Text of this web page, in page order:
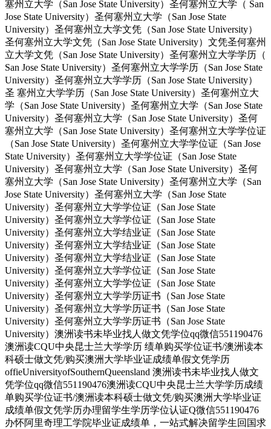
塞州立大学（San Jose State University）圣何塞州立大学（ San
Jose State University）圣何塞州立大学（San Jose State
University）圣何塞州立大学文凭（San Jose State University）
圣何塞州立大学文凭（San Jose State University）文凭圣何塞州
立大学文凭（San Jose State University）圣何塞州立大学学历（
San Jose State University）圣何塞州立大学学历（San Jose State
University）圣何塞州立大学学历（San Jose State University）
圣 塞州立大学学历（San Jose State University）圣何塞州立大
学（San Jose State University）圣何塞州立大学（San Jose State
University）圣何塞州立大学（San Jose State University）圣何
塞州立大学（San Jose State University）圣何塞州立大学学位证
（San Jose State University）圣何塞州立大学学位证（San Jose
State University）圣何塞州立大学学位证（San Jose State
University）圣何塞州立大学（San Jose State University）圣何
塞州立大学（San Jose State University）圣何塞州立大学（San
Jose State University）圣何塞州立大学（San Jose State
University）圣何塞州立大学学位证（San Jose State
University）圣何塞州立大学学位证（San Jose State
University）圣何塞州立大学结业证（San Jose State
University）圣何塞州立大学结业证（San Jose State
University）圣何塞州立大学结业证（San Jose State
University）圣何塞州立大学学位证（San Jose State
University）圣何塞州立大学学位证（San Jose State
University）圣何塞州立大学学历证书（San Jose State
University）圣何塞州立大学学历证书（San Jose State
University）圣何塞州立大学学历证书（San Jose State
University）澳洲读书未毕业找人做文凭学位qq微信551190476
澳洲读CQU中央昆士兰大学学历 绩单购买学位证书/澳洲读本
科硕士做文凭/购买澳洲大学毕业证成绩单假文凭学历
offieUniversityofSouthernQueensland 澳洲读书未毕业找人做文
凭学位qq微信551190476澳洲读CQU中央昆士兰大学学历成绩
单购买学位证书/澳洲读本科硕士做文凭/购买澳洲大学毕业证
成绩单假文凭学历办理留学生学历学位认证Q微信551190476
办怀阿里奇理工学院毕业证成绩单，一站式解决留学生回国求